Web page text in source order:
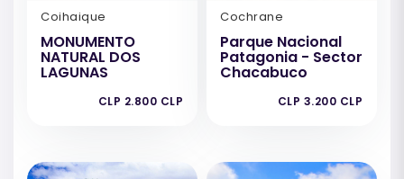
Coihaique
MONUMENTO
NATURAL DOS
LAGUNAS
CLP 2.800 CLP
Cochrane
Parque Nacional
Patagonia - Sector
Chacabuco
CLP 3.200 CLP